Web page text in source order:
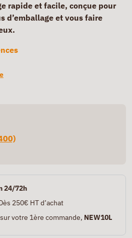
rapide et facile, conçue pour
d’emballage et vous faire
24/72h
250€ HT d’achat
sur votre 1ère commande, NEW10L